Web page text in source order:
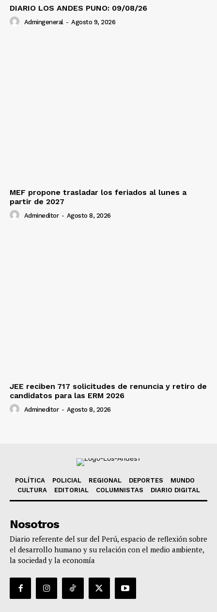
DIARIO LOS ANDES PUNO: 09/08/26
Admingeneral - Agosto 9, 2026
MEF propone trasladar los feriados al lunes a
partir de 2027
Admineditor - Agosto 8, 2026
JEE reciben 717 solicitudes de renuncia y retiro de
candidatos para las ERM 2026
Admineditor - Agosto 8, 2026
POLÍTICA POLICIAL REGIONAL DEPORTES
MUNDO
CULTURA
EDITORIAL COLUMNISTAS DIARIO DIGITAL
Nosotros
Diario referente del sur del Perú, espacio de reflexión sobre
el desarrollo humano y su relación con el medio ambiente,
la sociedad y la economía